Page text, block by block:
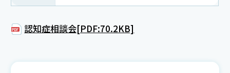
認知症相談会[PDF:70.2KB]